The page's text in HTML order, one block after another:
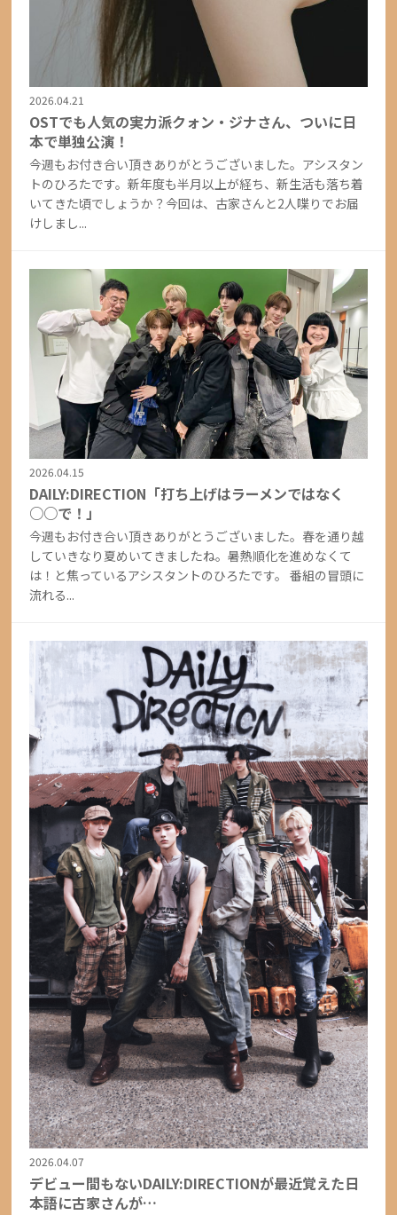
2026.04.21
OSTでも人気の実力派クォン・ジナさん、ついに日
本で単独公演！
今週もお付き合い頂きありがとうございました。アシスタン
トのひろたです。新年度も半月以上が経ち、新生活も落ち着
いてきた頃でしょうか？今回は、古家さんと2人喋りでお届
けしまし...
2026.04.15
DAILY:DIRECTION「打ち上げはラーメンではなく
○○で！」
今週もお付き合い頂きありがとうございました。春を通り越
していきなり夏めいてきましたね。暑熱順化を進めなくて
は！と焦っているアシスタントのひろたです。 番組の冒頭に
流れる...
2026.04.07
デビュー間もないDAILY:DIRECTIONが最近覚えた日
本語に古家さんが…